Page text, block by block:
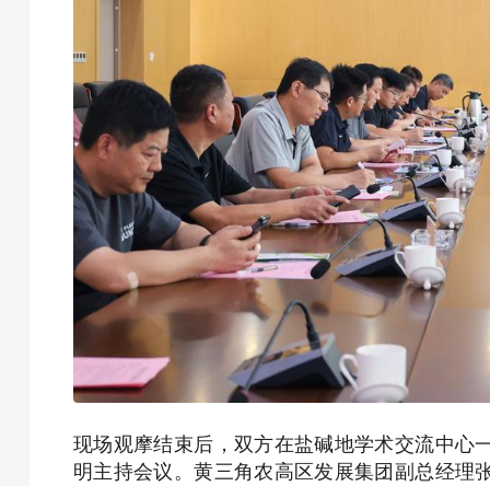
现场观摩结束后，双方在盐碱地学术交流中心
明主持会议。黄三角农高区发展集团副总经理